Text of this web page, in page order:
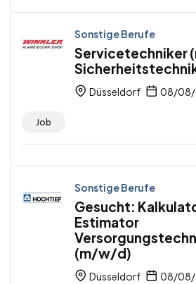
Sonstige Berufe
Servicetechniker
Düsseldorf 08/
Job
Sonstige Berufe
Gesucht:
Estimator
(m/w/d)
Düsseldorf 08/